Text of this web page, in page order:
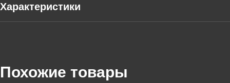
Характеристики
Похожие товары